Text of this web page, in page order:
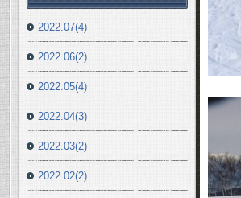
2022.07(4)
2022.06(2)
2022.05(4)
2022.04(3)
2022.03(2)
2022.02(2)